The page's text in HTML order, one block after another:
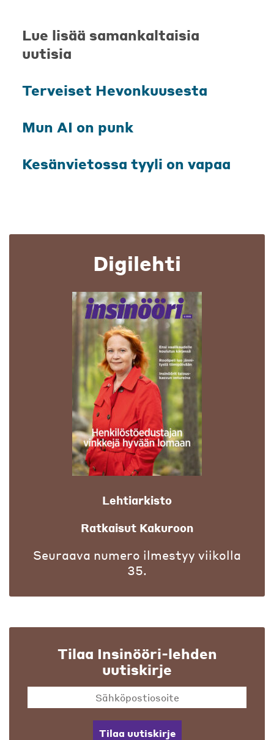
Lue lisää samankaltaisia
uutisia
Terveiset Hevonkuusesta
Mun AI on punk
Kesänvietossa tyyli on vapaa
Digilehti
Lehtiarkisto
Ratkaisut Kakuroon
Seuraava numero ilmestyy viikolla
35.
Tilaa Insinööri-lehden
uutiskirje
Tilaa uutiskirje